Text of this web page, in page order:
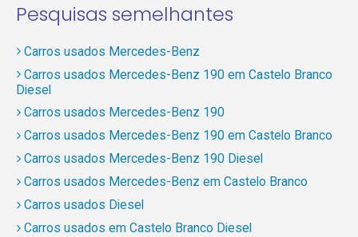
Pesquisas semelhantes
Carros usados Mercedes-Benz
Carros usados Mercedes-Benz 190 em Castelo Branco
Diesel
Carros usados Mercedes-Benz 190
Carros usados Mercedes-Benz 190 em Castelo Branco
Carros usados Mercedes-Benz 190 Diesel
Carros usados Mercedes-Benz em Castelo Branco
Carros usados Diesel
Carros usados em Castelo Branco Diesel